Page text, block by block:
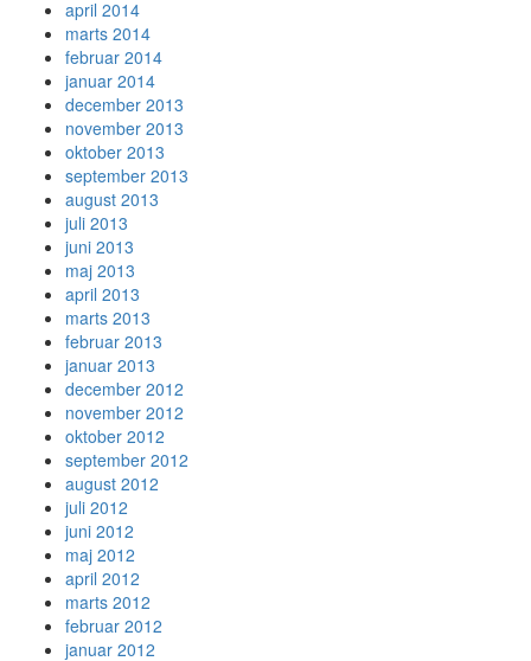
april 2014
marts 2014
februar 2014
januar 2014
december 2013
november 2013
oktober 2013
september 2013
august 2013
juli 2013
juni 2013
maj 2013
april 2013
marts 2013
februar 2013
januar 2013
december 2012
november 2012
oktober 2012
september 2012
august 2012
juli 2012
juni 2012
maj 2012
april 2012
marts 2012
februar 2012
januar 2012